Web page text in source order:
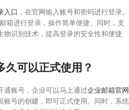
入口
，在官网输入账号和密码进行登录。
箱进行登录，操作简单便捷。同时，支
物识别技术，提高登录的安全性和便捷
久可以正式使用？
通账号，企业可以马上通过企业邮箱官网
账号的创建，即可正式使用。同时，系统